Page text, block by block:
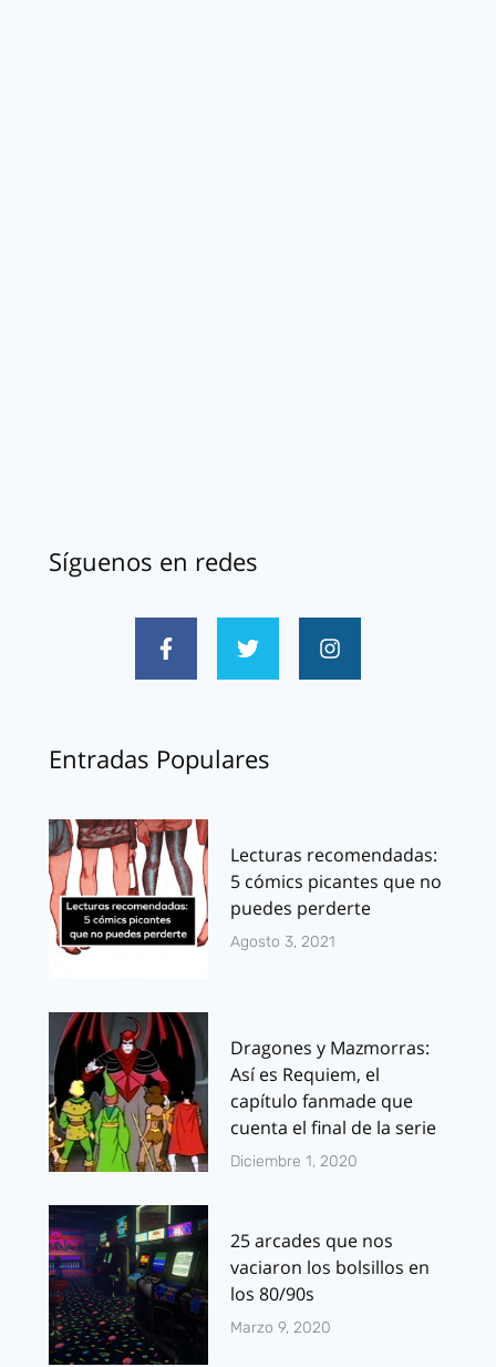
Síguenos en redes
Entradas Populares
Lecturas recomendadas:
5 cómics picantes que no
puedes perderte
Agosto 3, 2021
Dragones y Mazmorras:
Así es Requiem, el
capítulo fanmade que
cuenta el final de la serie
Diciembre 1, 2020
25 arcades que nos
vaciaron los bolsillos en
los 80/90s
Marzo 9, 2020